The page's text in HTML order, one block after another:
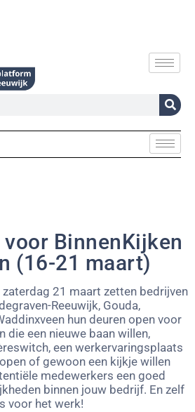
BinnenKijken
(16-21 maart)
21 maart zetten bedrijven
Reeuwijk, Gouda,
hun deuren open voor
die een nieuwe baan willen,
een werkervaringsplaats
of gewoon een kijkje willen
medewerkers een goed
binnen jouw bedrijf. En zelf
voor het werk!